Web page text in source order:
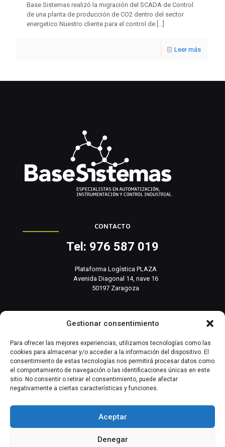
Gestionar consentimiento
Para ofrecer las mejores experiencias, utilizamos tecnologías como las
cookies para almacenar y/o acceder a la información del dispositivo. El
consentimiento de estas tecnologías nos permitirá procesar datos como
el comportamiento de navegación o las identificaciones únicas en este
sitio. No consentir o retirar el consentimiento, puede afectar
negativamente a ciertas características y funciones.
Aceptar
Denegar
Base Sistemas realizó la migración del SCADA de Control
de una planta de producción de CO2 dentro del sector
energetico Nuestro cliente para el control de […]
Leer más
CONTACTO
Tel: 976 587 019
Plataforma Logística PLAZA
Avenida Diagonal 14, nave 16
50197 Zaragoza
INFORMACIÓN RELEVANTE
Producto
Automatización Industrial